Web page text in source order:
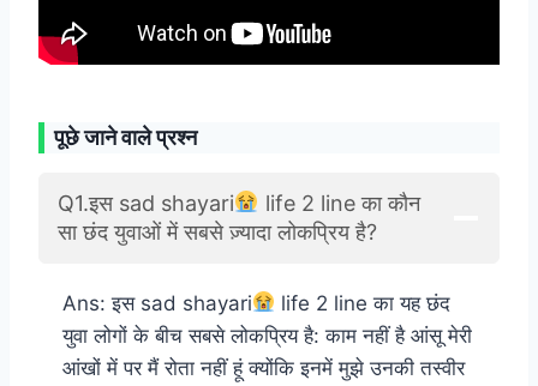
पूछे जाने वाले प्रश्न
Q1.इस sad shayari
life 2 line का कौन
सा छंद युवाओं में सबसे ज़्यादा लोकप्रिय है?
Ans: इस sad shayari
life 2 line का यह छंद
युवा लोगों के बीच सबसे लोकप्रिय है: काम नहीं है आंसू मेरी
आंखों में पर मैं रोता नहीं हूं क्योंकि इनमें मुझे उनकी तस्वीर